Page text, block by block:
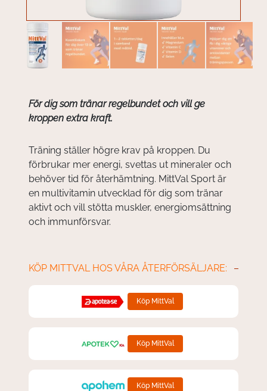
För dig som tränar regelbundet och vill ge
kroppen extra kraft.
Träning ställer högre krav på kroppen. Du
förbrukar mer energi, svettas ut mineraler och
behöver tid för återhämtning. MittVal Sport är
en multivitamin utvecklad för dig som tränar
aktivt och vill stötta muskler, energiomsättning
och immunförsvar.
KÖP MITTVAL HOS VÅRA ÅTERFÖRSÄLJARE:
Köp MittVal
Köp MittVal
Köp MittVal